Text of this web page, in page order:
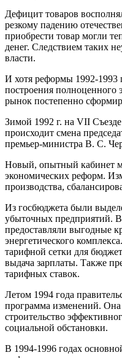
Дефицит товаров
резкому падению
приобрести товар могли
денег. Следствием таких
власти.
И хотя реформы 1992-1993
построения полноценного
рынок постепенно
Зимой 1992 г. на VII
происходит смена
премьер-министра В. С.
Новый, опытный кабинет
экономических реформ.
производства,
Из госбюджета были
убыточных предприятий.
предоставляли выгодные
энергетического
тарифной сетки для
выдача зарплаты. Также
тарифных ставок.
Летом 1994 года
программа изменений.
строительство
социальной обстановки.
В 1994-1996 годах